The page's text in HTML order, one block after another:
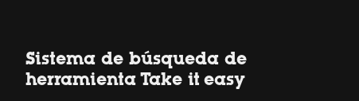
Sistema de búsqueda de
herramienta Take it easy